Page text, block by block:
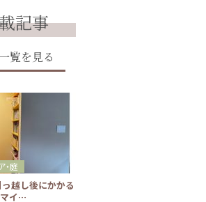
記事
覧を見る
越し後にかかる
イ…
・庭